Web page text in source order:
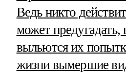
Ведь никто
может предугадать,
выльются их
жизни вымершие